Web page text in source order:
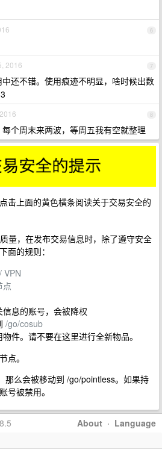
6
7
2016
还不错。使用痕迹不明显，啥时候出数
8
个周末来两波，等周五我有空就整理
击上面的黄色横条阅读关于交易安全的
量，在发布交易信息时，除了遵守安全
面的规则：
VPN
点
息的账号，会被降权
/go/cosub
件。请不要在这里进行全新物品。
点。
那么会被移动到 /go/pointless。如果持
号被禁用。
About · Language